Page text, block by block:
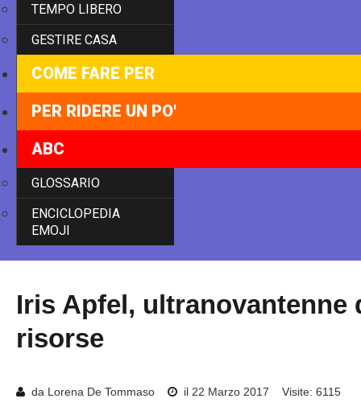
TEMPO LIBERO
GESTIRE CASA
COME FARE PER
PER RIDERE UN PO'
ABC
GLOSSARIO
ENCICLOPEDIA
EMOJI
Iris Apfel, ultranovantenne
risorse
da Lorena De Tommaso il 22 Marzo 2017 Visite: 6115